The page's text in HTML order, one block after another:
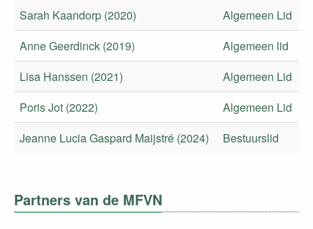
Sarah Kaandorp (2020)
Algemeen Lid
Anne Geerdinck (2019)
Algemeen lid
Lisa Hanssen (2021)
Algemeen Lid
Poris Jot (2022)
Algemeen Lid
Jeanne Lucia Gaspard Maijstré (2024)
Bestuurslid
Partners van de MFVN